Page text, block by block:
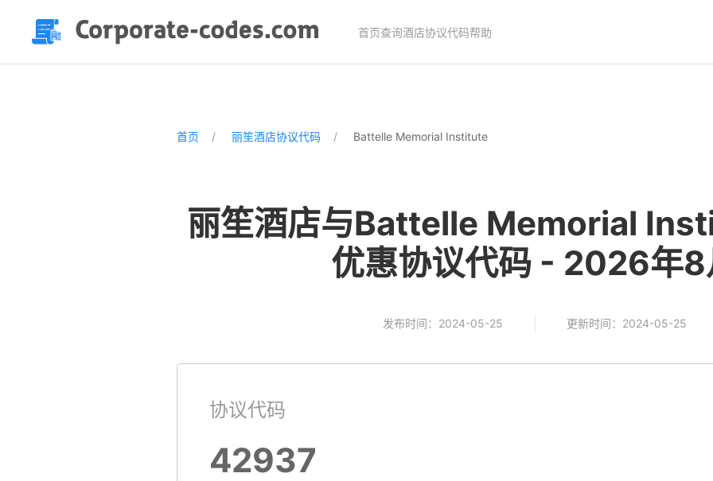
首页查询酒店协议代码帮助
首页 丽笙酒店协议代码 Battelle Memorial Institute
丽笙酒店与Battelle Memorial
优惠协议代码 - 2026年8
发布时间：2024-05-25 更新时间：2024-05-25
协议代码
42937